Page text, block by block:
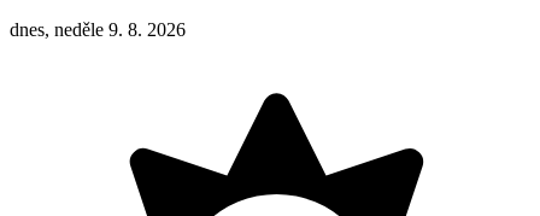
dnes, neděle 9. 8. 2026